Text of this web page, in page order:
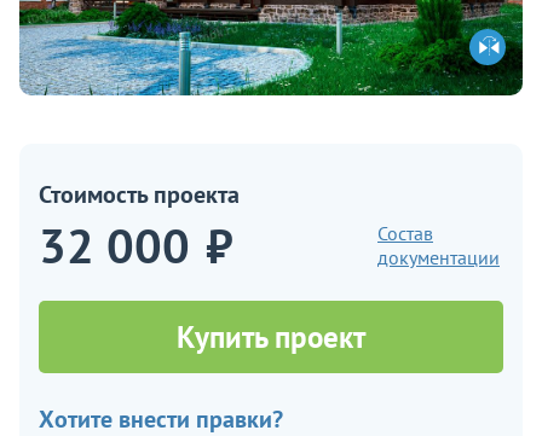
Стоимость проекта
32 000 ₽
Состав
документации
Купить проект
Хотите внести правки?